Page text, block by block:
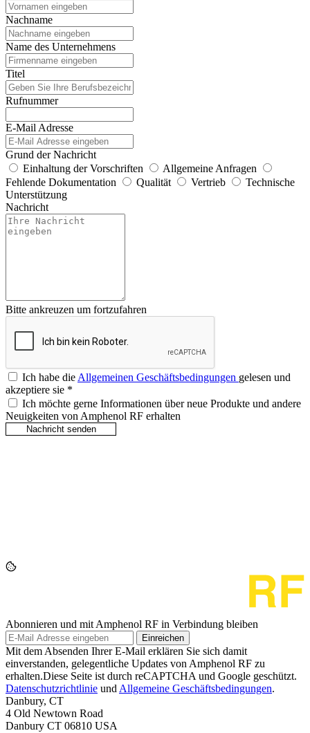
Nachname
Name des Unternehmens
Titel
Rufnummer
E-Mail Adresse
Grund der Nachricht
Einhaltung der Vorschriften
Allgemeine Anfragen
Fehlende Dokumentation
Qualität Vertrieb
Technische
Unterstützung
Nachricht
Bitte ankreuzen um fortzufahren
Ich habe dieAllgemeinen Geschäftsbedingungen gelesen und
akzeptiere sie *
Ich möchte gerne Informationen über neue Produkte und andere
Neuigkeiten von Amphenol RF erhalten
Abonnieren und mit Amphenol RF in Verbindung bleiben
Einreichen
Mit dem Absenden Ihrer E-Mail erklären Sie sich damit
einverstanden, gelegentliche Updates von Amphenol RF zu
erhalten.Diese Seite ist durch reCAPTCHA und Google geschützt.
Datenschutzrichtlinie und Allgemeine Geschäftsbedingungen.
Danbury, CT
4 Old Newtown Road
Danbury CT 06810 USA